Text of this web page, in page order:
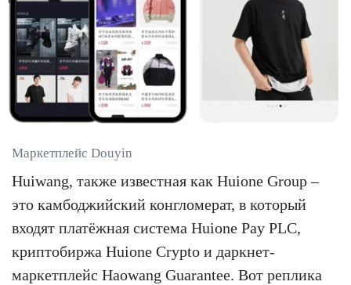
Маркетплейс Douyin
Huiwang, также известная как Huione Group –
это камбоджийский конгломерат, в который
входят платёжная система Huione Pay PLC,
криптобиржа Huione Crypto и даркнет-
маркетплейс Haowang Guarantee. Вот реплика